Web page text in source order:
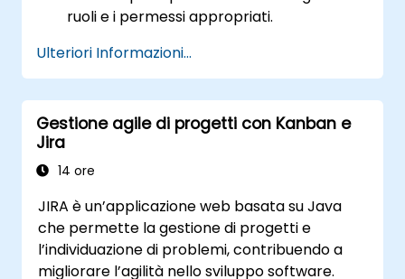
ruoli e i permessi appropriati.
pratiche per garantire efficienza.
Ottimizzare l'utilizzo dello spazio di
archiviazione di Jira attraverso strategie
mirate alla gestione dei dati.
Ulteriori Informazioni...
Gestione agile di progetti con Kanban e
Jira
14 ore
JIRA è un’applicazione web basata su Java
che permette la gestione di progetti e
l’individuazione di problemi, contribuendo a
migliorare l’agilità nello sviluppo software.